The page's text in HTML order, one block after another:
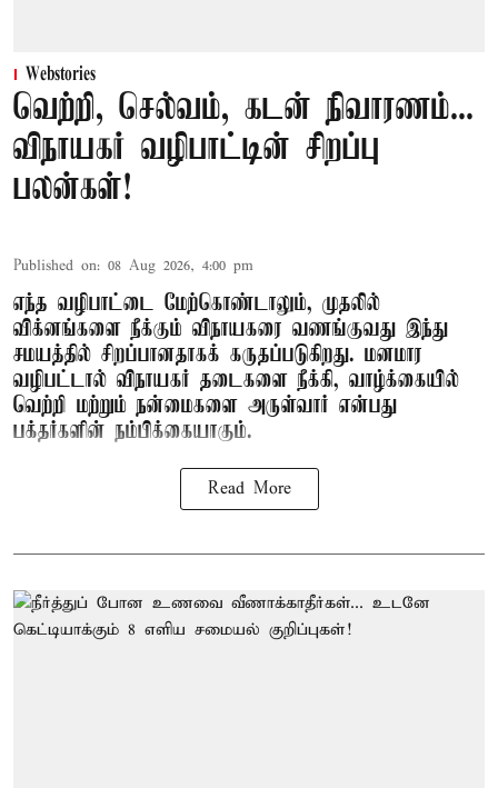
Webstories
வெற்றி, செல்வம், கடன் நிவாரணம்...
விநாயகர் வழிபாட்டின் சிறப்பு
பலன்கள்!
Published on: 08 Aug 2026, 4:00 pm
எந்த வழிபாட்டை மேற்கொண்டாலும், முதலில்
விக்னங்களை நீக்கும் விநாயகரை வணங்குவது இந்து
சமயத்தில் சிறப்பானதாகக் கருதப்படுகிறது. மனமார
வழிபட்டால் விநாயகர் தடைகளை நீக்கி, வாழ்க்கையில்
வெற்றி மற்றும் நன்மைகளை அருள்வார் என்பது
பக்தர்களின் நம்பிக்கையாகும்.
Read More